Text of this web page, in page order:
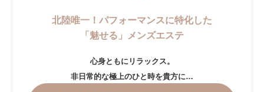
北陸唯一！パフォーマンスに特化した
「魅せる」メンズエステ
心身ともにリラックス。
非日常的な極上のひと時を貴方に…